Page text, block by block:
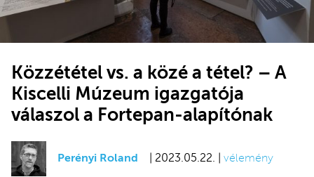
Közzététel vs. a közé a tétel? – A
Kiscelli Múzeum igazgatója
válaszol a Fortepan-alapítónak
Perényi Roland | 2023.05.22. | vélemény